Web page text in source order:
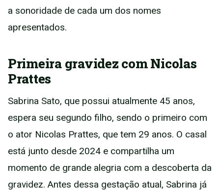
a sonoridade de cada um dos nomes
apresentados.
Primeira gravidez com Nicolas
Prattes
Sabrina Sato, que possui atualmente 45 anos,
espera seu segundo filho, sendo o primeiro com
o ator Nicolas Prattes, que tem 29 anos. O casal
está junto desde 2024 e compartilha um
momento de grande alegria com a descoberta da
gravidez. Antes dessa gestação atual, Sabrina já